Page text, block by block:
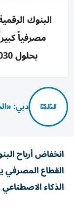
البنوك
بحلول 2030 ودبي تدعم الابتكار والمرونة
دبي:
انخفاض أرباح البنوك
القطاع المصرفي
الذكاء